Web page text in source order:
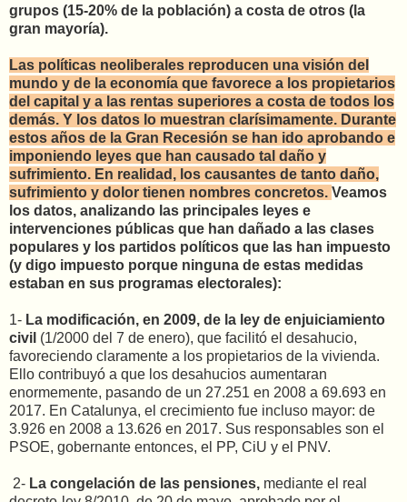
grupos (15-20% de la población) a costa de otros (la
gran mayoría).
Las políticas neoliberales reproducen una visión del
mundo y de la economía que favorece a los propietarios
del capital y a las rentas superiores a costa de todos los
demás. Y los datos lo muestran clarísimamente. Durante
estos años de la Gran Recesión se han ido aprobando e
imponiendo leyes que han causado tal daño y
sufrimiento. En realidad, los causantes de tanto daño,
sufrimiento y dolor tienen nombres concretos. Veamos
los datos, analizando las principales leyes e
intervenciones públicas que han dañado a las clases
populares y los partidos políticos que las han impuesto
(y digo impuesto porque ninguna de estas medidas
estaban en sus programas electorales):
1- La modificación, en 2009, de la ley de enjuiciamiento
civil (1/2000 del 7 de enero), que facilitó el desahucio,
favoreciendo claramente a los propietarios de la vivienda.
Ello contribuyó a que los desahucios aumentaran
enormemente, pasando de un 27.251 en 2008 a 69.693 en
2017. En Catalunya, el crecimiento fue incluso mayor: de
3.926 en 2008 a 13.626 en 2017. Sus responsables son el
PSOE, gobernante entonces, el PP, CiU y el PNV.
2- La congelación de las pensiones, mediante el real